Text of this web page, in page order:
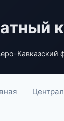
Кавказский